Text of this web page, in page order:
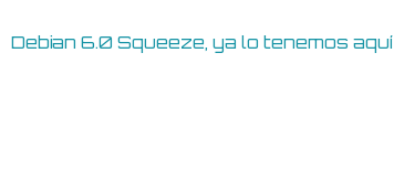
Debian 6.0 Squeeze, ya lo tenemos aquí